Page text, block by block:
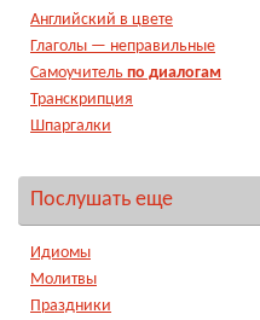
Английский в цвете
Глаголы — неправильные
Самоучитель по диалогам
Транскрипция
Шпаргалки
Послушать еще
Идиомы
Молитвы
Праздники